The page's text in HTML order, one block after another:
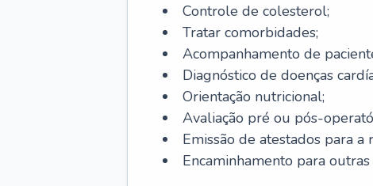
Controle de colesterol;
Tratar comorbidades;
Acompanhamento de
Diagnóstico de doenças
Orientação nutricional;
Avaliação pré ou pós-
Emissão de atestados para a
Encaminhamento para